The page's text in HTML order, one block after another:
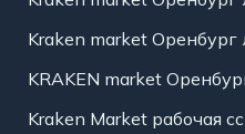
Kraken market
KRAKEN market
Kraken Market рабочая